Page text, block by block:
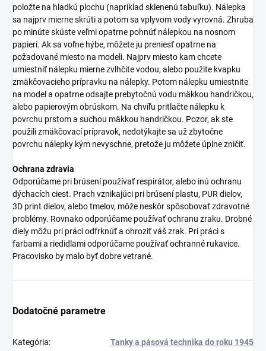
položte na hladkú plochu (napríklad sklenenú tabuľku). Nálepka
sa najprv mierne skrúti a potom sa vplyvom vody vyrovná. Zhruba
po minúte skúste veľmi opatrne pohnúť nálepkou na nosnom
papieri. Ak sa voľne hýbe, môžete ju preniesť opatrne na
požadované miesto na modeli. Najprv miesto kam chcete
umiestniť nálepku mierne zvlhčite vodou, alebo použite kvapku
zmäkčovacieho prípravku na nálepky. Potom nálepku umiestnite
na model a opatrne odsajte prebytočnú vodu mäkkou handričkou,
alebo papierovým obrúskom. Na chvíľu pritlačte nálepku k
povrchu prstom a suchou mäkkou handričkou. Pozor, ak ste
použili zmäkčovací prípravok, nedotýkajte sa už zbytočne
povrchu nálepky kým nevyschne, pretože ju môžete úplne zničiť.
Ochrana zdravia
Odporúčame pri brúsení používať respirátor, alebo inú ochranu
dýchacích ciest. Prach vznikajúci pri brúsení plastu, PUR dielov,
3D print dielov, alebo tmelov, môže neskôr spôsobovať zdravotné
problémy. Rovnako odporúčame používať ochranu zraku. Drobné
diely môžu pri práci odfrknúť a ohroziť váš zrak. Pri práci s
farbami a riedidlami odporúčame používať ochranné rukavice.
Pracovisko by malo byť dobre vetrané.
Dodatočné parametre
Kategória: Tanky a pásová technika do roku 1945